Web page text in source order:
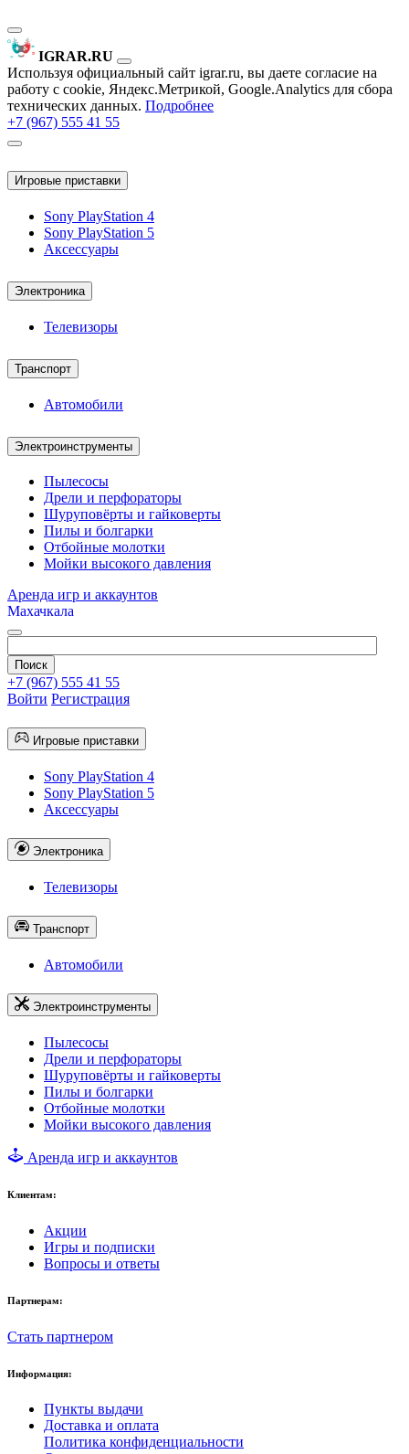
IGRAR.RU
Используя официальный сайт igrar.ru, вы даете согласие на
работу с cookie, Яндекс.Метрикой, Google.Analytics для сбора
технических данных. Подробнее
+7 (967) 555 41 55
Игровые приставки
Sony PlayStation 4
Sony PlayStation 5
Аксессуары
Электроника
Телевизоры
Транспорт
Автомобили
Электроинструменты
Пылесосы
Дрели и перфораторы
Шуруповёрты и гайковерты
Пилы и болгарки
Отбойные молотки
Мойки высокого давления
Аренда игр и аккаунтов
Махачкала
+7 (967) 555 41 55
Войти Регистрация
Игровые приставки
Sony PlayStation 4
Sony PlayStation 5
Аксессуары
Электроника
Телевизоры
Транспорт
Автомобили
Электроинструменты
Пылесосы
Дрели и перфораторы
Шуруповёрты и гайковерты
Пилы и болгарки
Отбойные молотки
Мойки высокого давления
Аренда игр и аккаунтов
Клиентам:
Акции
Игры и подписки
Вопросы и ответы
Партнерам:
Стать партнером
Информация:
Пункты выдачи
Доставка и оплата
Политика конфиденциальности